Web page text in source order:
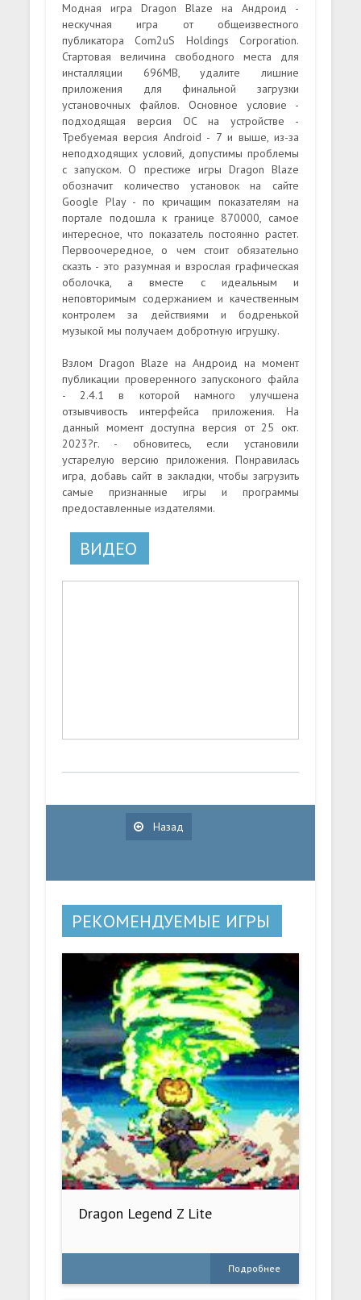
Модная игра Dragon Blaze на Андроид -
нескучная игра от общеизвестного
публикатора Com2uS Holdings Corporation.
Стартовая величина свободного места для
инсталляции 696MB, удалите лишние
приложения для финальной загрузки
установочных файлов. Основное условие -
подходящая версия ОС на устройстве -
Требуемая версия Android - 7 и выше, из-за
неподходящих условий, допустимы проблемы
с запуском. О престиже игры Dragon Blaze
обозначит количество установок на сайте
Google Play - по кричащим показателям на
портале подошла к границе 870000, самое
интересное, что показатель постоянно растет.
Первоочередное, о чем стоит обязательно
сказть - это разумная и взрослая графическая
оболочка, а вместе с идеальным и
неповторимым содержанием и качественным
контролем за действиями и бодренькой
музыкой мы получаем добротную игрушку.
Взлом Dragon Blaze на Андроид на момент
публикации проверенного запусконого файла
- 2.4.1 в которой намного улучшена
отзывчивость интерфейса приложения. На
данный момент доступна версия от 25 окт.
2023?г. - обновитесь, если установили
устарелую версию приложения. Понравилась
игра, добавь сайт в закладки, чтобы загрузить
самые признанные игры и программы
предоставленные издателями.
ВИДЕО
Назад
РЕКОМЕНДУЕМЫЕ ИГРЫ
Dragon Legend Z Lite
Подробнее